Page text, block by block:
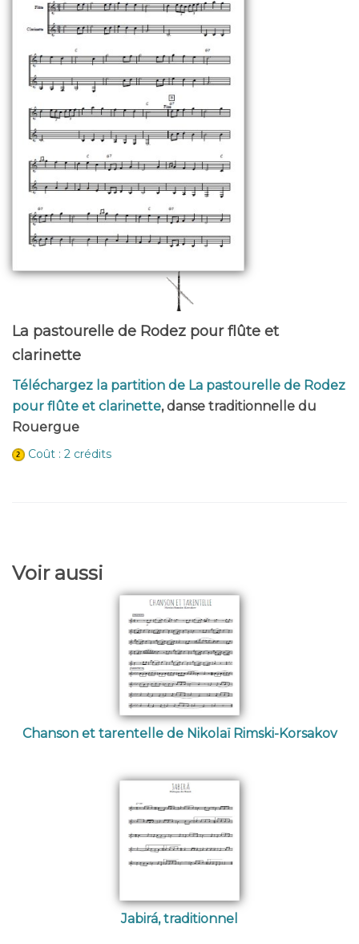
La pastourelle de Rodez pour flûte et
clarinette
Téléchargez la partition de La pastourelle de Rodez
pour flûte et clarinette, danse traditionnelle du
Rouergue
Coût : 2 crédits
Voir aussi
Chanson et tarentelle de Nikolaï Rimski-Korsakov
Jabirá, traditionnel